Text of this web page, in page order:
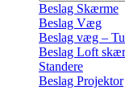
Beslag Skærme
Beslag Væg
Beslag væg –
Beslag Loft
Standere
Beslag Projektor